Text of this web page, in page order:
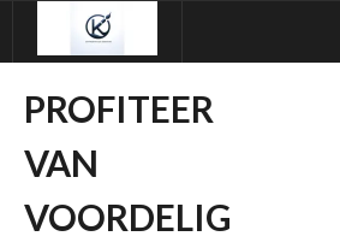
inhoudPROFITEER
VAN
VOORDELIG